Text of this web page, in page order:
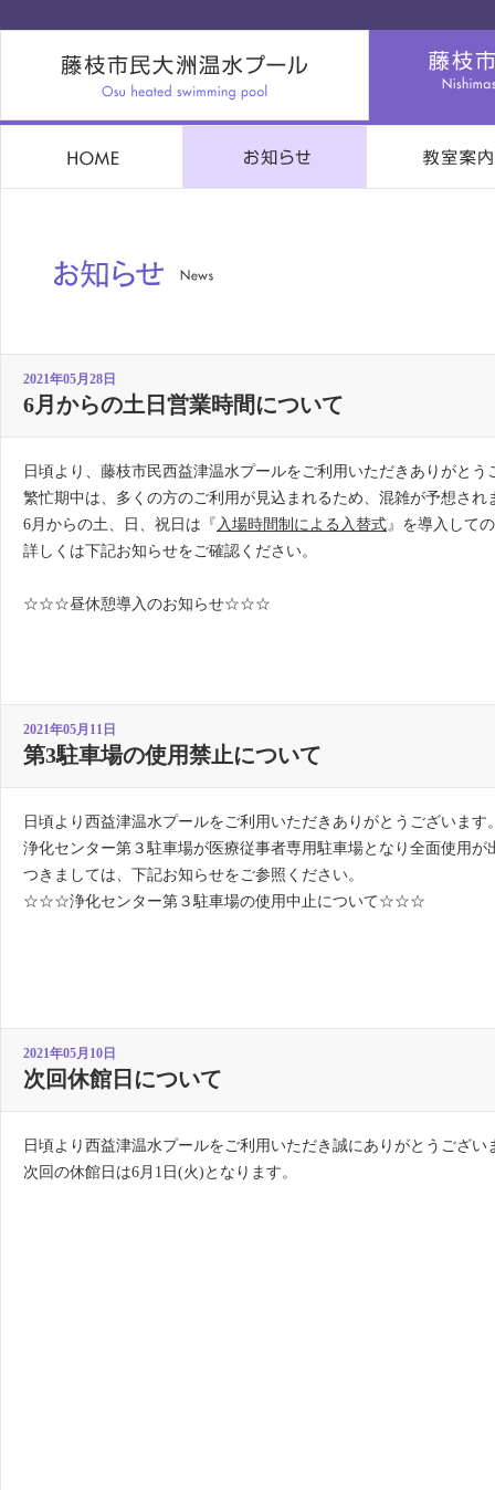
2021年05月28日
6月からの土日営業時間について
日頃より、藤枝市民西益津温水プールをご利用いただきありがとう
繁忙期中は、多くの方のご利用が見込まれるため、混雑が予想され
6月からの土、日、祝日は『 入場時間制による入替式』を導入して
詳しくは下記お知らせをご確認ください。
☆☆☆昼休憩導入のお知らせ☆☆☆
2021年05月11日
第3駐車場の使用禁止について
日頃より西益津温水プールをご利用いただきありがとうございます
浄化センター第３駐車場が医療従事者専用駐車場となり全面使用が
つきましては、下記お知らせをご参照ください。
☆☆☆浄化センター第３駐車場の使用中止について☆☆☆
2021年05月10日
次回休館日について
日頃より西益津温水プールをご利用いただき誠にありがとうござい
次回の休館日は6月1日(火)となります。